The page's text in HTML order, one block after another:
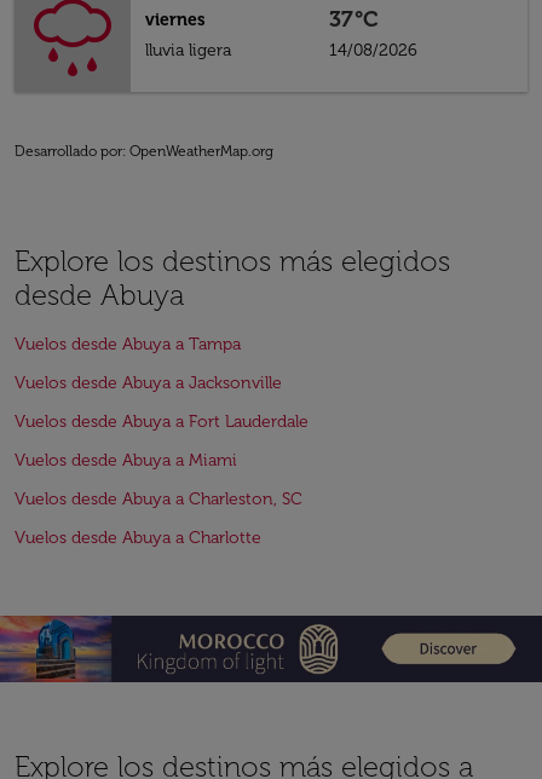
viernes
lluvia ligera
37°C
14/08/2026
Desarrollado por: OpenWeatherMap.org
Explore los destinos más elegidos
desde Abuya
Vuelos desde Abuya a Tampa
Vuelos desde Abuya a Jacksonville
Vuelos desde Abuya a Fort Lauderdale
Vuelos desde Abuya a Miami
Vuelos desde Abuya a Charleston, SC
Vuelos desde Abuya a Charlotte
Explore los destinos más elegidos a